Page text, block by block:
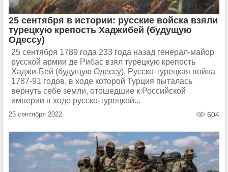
25 сентября в истории: русские войска взяли
турецкую крепость Хаджибей (будущую
Одессу)
25 сентября 1789 года 233 года назад генерал-майор
русской армии де Рибас взял турецкую крепость
Хаджи-Бей (будущую Одессу). Русско-турецкая война
1787-91 годов, в ходе которой Турция пыталась
вернуть себе земли, отошедшие к Российской
империи в ходе русско-турецкой...
25 сентября 2022 604